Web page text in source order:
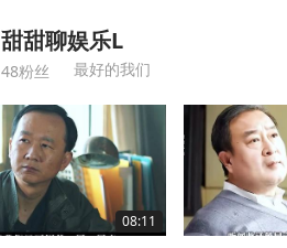
甜甜聊娱乐L
48粉丝 最好的我们
08:11